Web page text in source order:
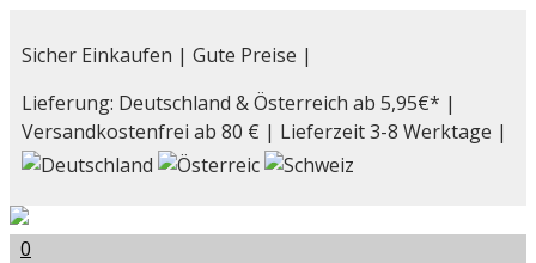
Inhalt
Sicher Einkaufen | Gute Preise |
Lieferung: Deutschland & Österreich ab 5,95€* |
Versandkostenfrei ab 80 € | Lieferzeit 3-8 Werktage |
0